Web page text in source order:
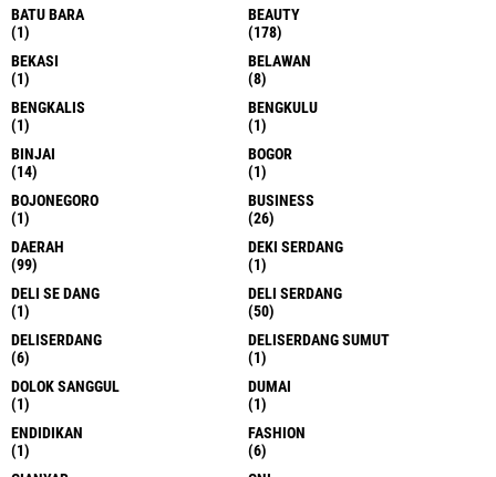
BATU BARA
(1)
BEAUTY
(178)
BEKASI
(1)
BELAWAN
(8)
BENGKALIS
(1)
BENGKULU
(1)
BINJAI
(14)
BOGOR
(1)
BOJONEGORO
(1)
BUSINESS
(26)
DAERAH
(99)
DEKI SERDANG
(1)
DELI SE DANG
(1)
DELI SERDANG
(50)
DELISERDANG
(6)
DELISERDANG SUMUT
(1)
DOLOK SANGGUL
(1)
DUMAI
(1)
ENDIDIKAN
(1)
FASHION
(6)